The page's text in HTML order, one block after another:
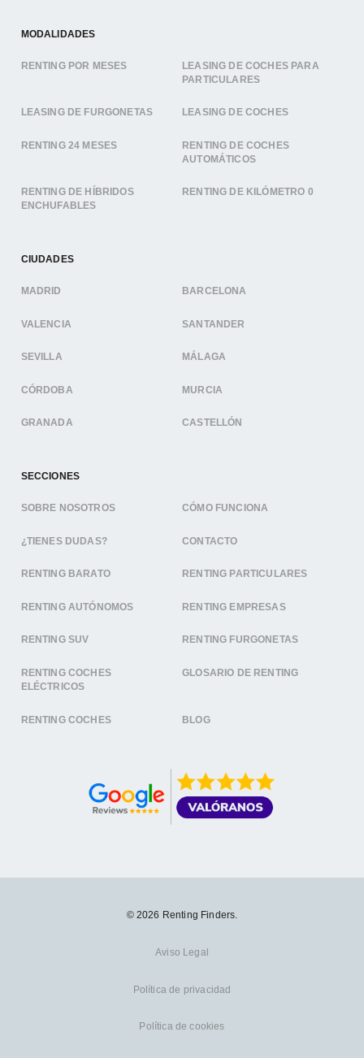
MODALIDADES
RENTING POR MESES
LEASING DE COCHES PARA
PARTICULARES
LEASING DE FURGONETAS LEASING DE COCHES
RENTING 24 MESES
RENTING DE COCHES
AUTOMÁTICOS
RENTING DE HÍBRIDOS
ENCHUFABLES
RENTING DE KILÓMETRO 0
CIUDADES
MADRID BARCELONA
VALENCIA SANTANDER
SEVILLA MÁLAGA
CÓRDOBA MURCIA
GRANADA CASTELLÓN
SECCIONES
SOBRE NOSOTROS CÓMO FUNCIONA
¿TIENES DUDAS? CONTACTO
RENTING BARATO RENTING PARTICULARES
RENTING AUTÓNOMOS RENTING EMPRESAS
RENTING SUV RENTING FURGONETAS
RENTING COCHES
ELÉCTRICOS
GLOSARIO DE RENTING
RENTING COCHES BLOG
© 2026 Renting Finders.
Aviso Legal
Política de privacidad
Política de cookies